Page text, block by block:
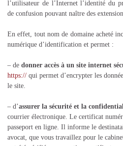
l’utilisateur de l’Internet l’identité du
de confusion pouvant naître des
En effet, tout nom de domaine acheté
numérique d’identification et permet :
– de donner accès à un site internet
https:// qui permet d’encrypter les
le site.
– d’assurer la sécurité et la
courrier électronique. Le certificat
passeport en ligne. Il informe le
avocat, que vous travaillez pour le